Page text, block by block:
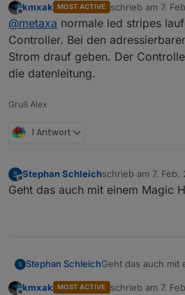
Ich verwende für meine "08/
historischer Enwicklung
Milight und H801. Bei
ein ESP (z.B. D1 Mini)
der einzelnen LED´s?
Warum haben diverse
Grenzen?
ein ESP hat doch
Gefühlsmäßig glaube ich
einem 8266 die anlaufenden
WS2812B verträgt. Der Typ
Falls jemand Zeit und Muße
Offline
kmxak MOST ACTIVE schrieb am 7.
zuletzt editiert
@metaxa normale led stripes
Controller. Bei den
Strom drauf geben. Der
die datenleitung.
Gruß Alex
1 Antwort
Offline
Stephan Schleichschrieb am 7. Feb.
zuletzt editiert von
Geht das auch mit einem Magic
Stephan SchleichGeht das auch mit
kmxak MOST ACTIVE schrieb am 7.